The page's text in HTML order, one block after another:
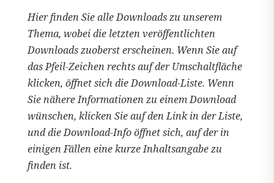
Hier finden Sie alle Downloads zu unserem
Thema, wobei die letzten veröffentlichten
Downloads zuoberst erscheinen. Wenn Sie auf
das Pfeil-Zeichen rechts auf der Umschaltfläche
klicken, öffnet sich die Download-Liste. Wenn
Sie nähere Informationen zu einem Download
wünschen, klicken Sie auf den Link in der Liste,
und die Download-Info öffnet sich, auf der in
einigen Fällen eine kurze Inhaltsangabe zu
finden ist.